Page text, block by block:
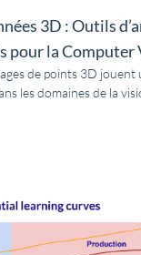
3D : Outils
pour la Computer
de points 3D jouent
les domaines de la